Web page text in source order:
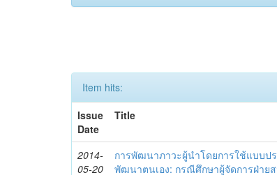
Item hits:
Issue
Date
Title
2014-
05-20
การพัฒนาภาวะผู้นำโดยการใช้แบบป
พัฒนาตนเอง: กรณีศึกษาผู้จัดการฝ่า